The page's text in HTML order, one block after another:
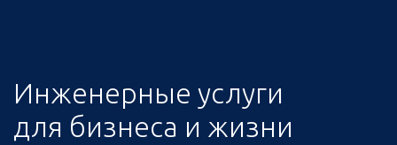
Инженерные услуги
для бизнеса и жизни